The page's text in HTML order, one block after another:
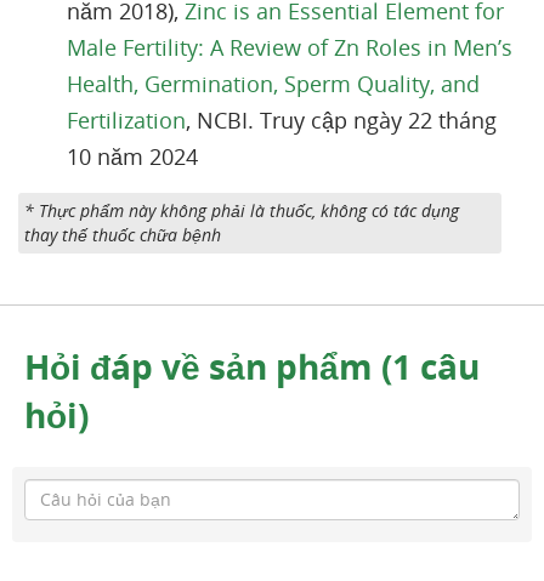
năm 2018), Zinc is an Essential Element for
Male Fertility: A Review of Zn Roles in Men’s
Health, Germination, Sperm Quality, and
Fertilization, NCBI. Truy cập ngày 22 tháng
10 năm 2024
* Thực phẩm này không phải là thuốc, không có tác dụng
thay thế thuốc chữa bệnh
Hỏi đáp về sản phẩm (1 câu
hỏi)